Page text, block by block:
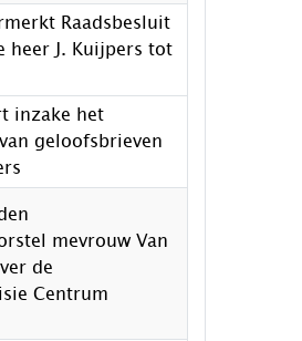
Raadsbesluit
heer J. Kuijpers tot
inzake het
geloofsbrieven
mevrouw Van
de
Centrum